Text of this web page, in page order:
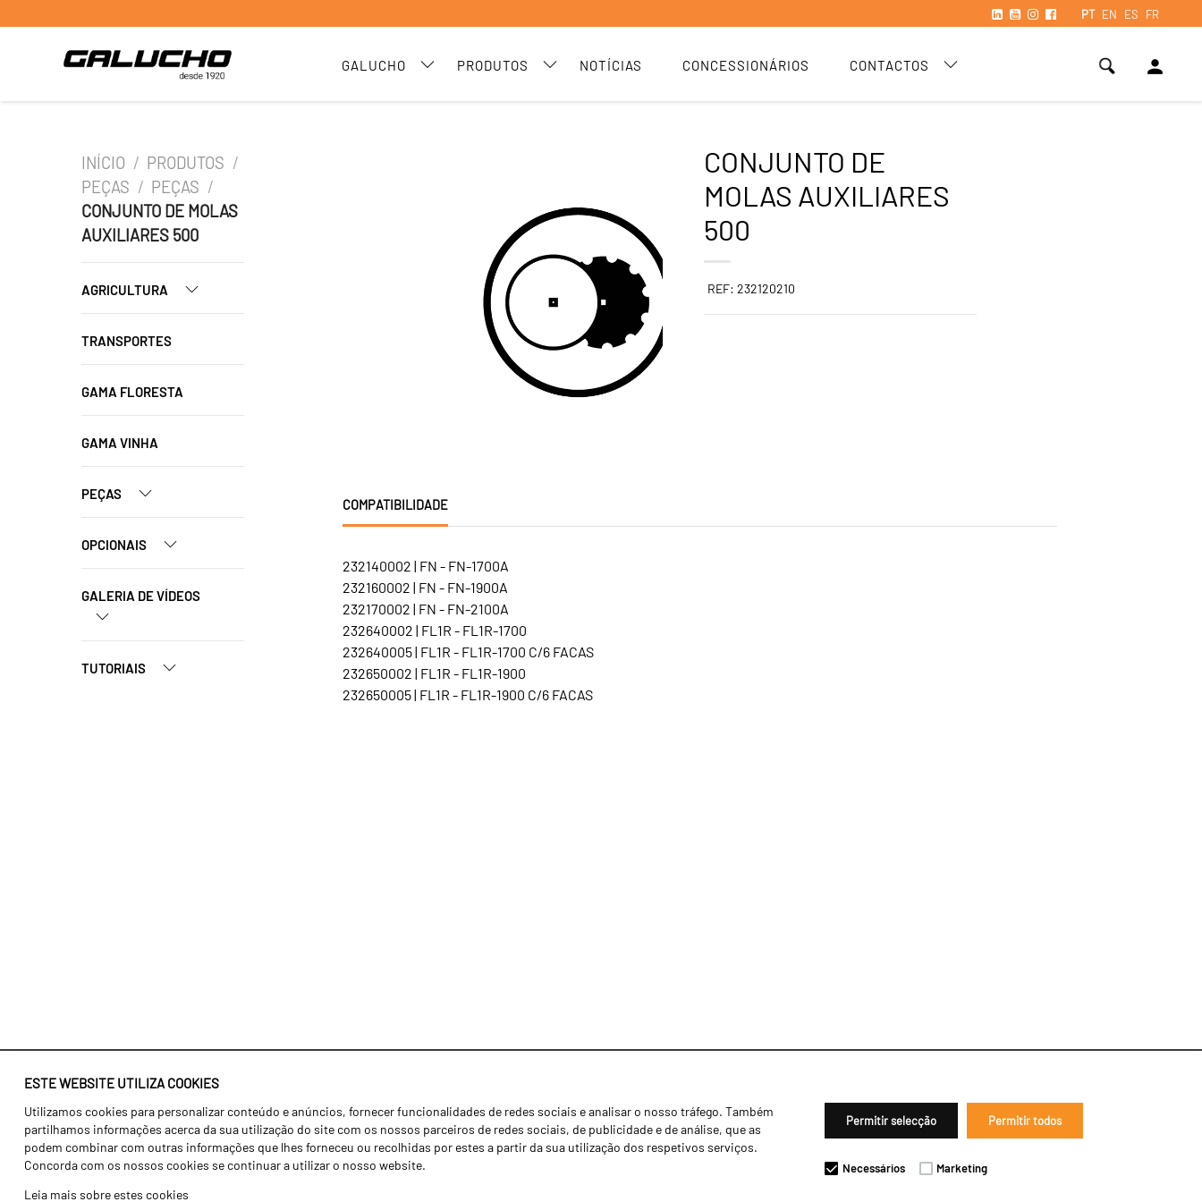
PT EN ES FR
GALUCHO PRODUTOS NOTÍCIAS CONCESSIONÁRIOS CONTACTOS person
ESTE WEBSITE UTILIZA COOKIES
Utilizamos cookies para personalizar conteúdo e anúncios, fornecer funcionalidades de redes sociais e analisar o nosso tráfego. Também
partilhamos informações acerca da sua utilização do site com os nossos parceiros de redes sociais, de publicidade e de análise, que as
podem combinar com outras informações que lhes forneceu ou recolhidas por estes a partir da sua utilização dos respetivos serviços.
Concorda com os nossos cookies se continuar a utilizar o nosso website.
Leia mais sobre estes cookies
Permitir selecção Permitir todos
Necessários Marketing
INÍCIO / PRODUTOS /
PEÇAS / PEÇAS /
CONJUNTO DE MOLAS
AUXILIARES 500
AGRICULTURA
TRANSPORTES
GAMA FLORESTA
GAMA VINHA
PEÇAS
OPCIONAIS
GALERIA DE VÍDEOS
TUTORIAIS
CONJUNTO DE
MOLAS AUXILIARES
500
REF: 232120210
COMPATIBILIDADE
232140002 | FN - FN-1700A
232160002 | FN - FN-1900A
232170002 | FN - FN-2100A
232640002 | FL1R - FL1R-1700
232640005 | FL1R - FL1R-1700 C/6 FACAS
232650002 | FL1R - FL1R-1900
232650005 | FL1R - FL1R-1900 C/6 FACAS
Identidade
História
Fábrica / Produção
Agricultura
Transportes
Gama Floresta
Notícias
Concessionários